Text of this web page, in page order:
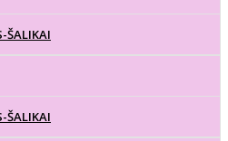
ŠALIKAI
ŠALIKAI